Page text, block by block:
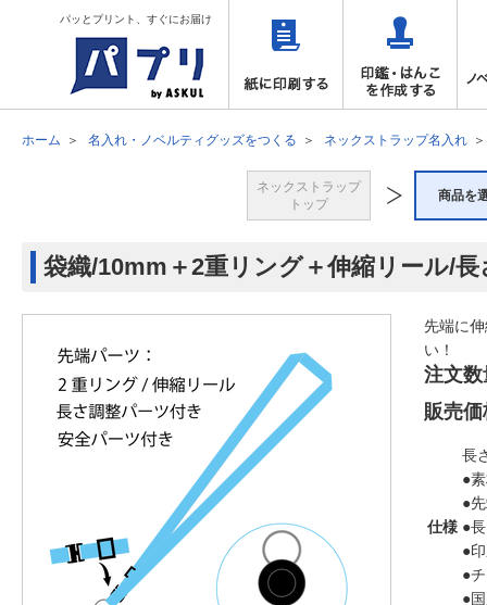
パッとプリント、すぐにお届け
ホーム 名入れ・ノベルティグッズをつくる ネックストラップ名入れ
ネックストラップ
トップ
商品を
袋織/10mm＋2重リング＋伸縮リール/
先端に
い！
注文数
販売価
仕様
長
●
●
●
●
●
●